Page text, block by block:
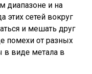
диапазоне и на
этих сетей вокруг
и мешать друг
помехи от разных
в виде метала в